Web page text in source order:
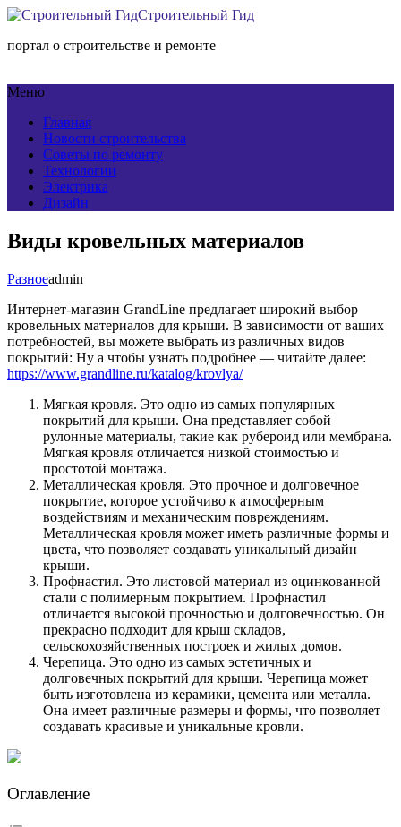
Строительный Гид
портал о строительстве и ремонте
Меню
Главная
Новости строительства
Советы по ремонту
Технологии
Электрика
Дизайн
Виды кровельных материалов
Разноеadmin
Интернет-магазин GrandLine предлагает широкий выбор
кровельных материалов для крыши. В зависимости от ваших
потребностей, вы можете выбрать из различных видов
покрытий: Ну а чтобы узнать подробнее — читайте далее:
https://www.grandline.ru/katalog/krovlya/
Мягкая кровля. Это одно из самых популярных
покрытий для крыши. Она представляет собой
рулонные материалы, такие как рубероид или мембрана.
Мягкая кровля отличается низкой стоимостью и
простотой монтажа.
Металлическая кровля. Это прочное и долговечное
покрытие, которое устойчиво к атмосферным
воздействиям и механическим повреждениям.
Металлическая кровля может иметь различные формы и
цвета, что позволяет создавать уникальный дизайн
крыши.
Профнастил. Это листовой материал из оцинкованной
стали с полимерным покрытием. Профнастил
отличается высокой прочностью и долговечностью. Он
прекрасно подходит для крыш складов,
сельскохозяйственных построек и жилых домов.
Черепица. Это одно из самых эстетичных и
долговечных покрытий для крыши. Черепица может
быть изготовлена из керамики, цемента или металла.
Она имеет различные размеры и формы, что позволяет
создавать красивые и уникальные кровли.
Оглавление